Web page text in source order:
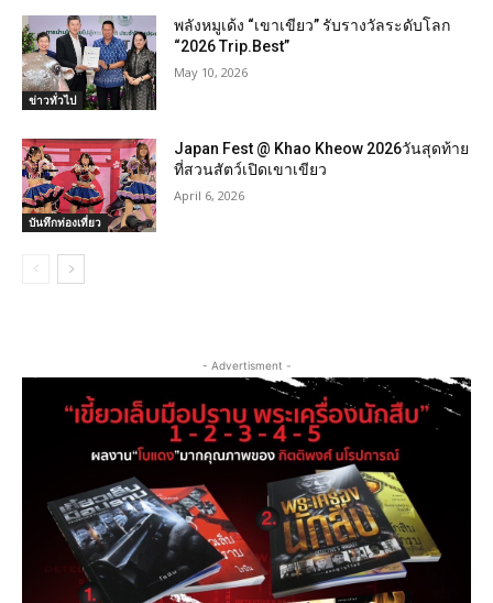
ข่าวทั่วไป
พลังหมูเด้ง “เขาเขียว” รับรางวัลระดับโลก
“2026 Trip.Best”
May 10, 2026
บันทึกท่องเที่ยว
Japan Fest @ Khao Kheow 2026วันสุดท้าย
ที่สวนสัตว์เปิดเขาเขียว
April 6, 2026
- Advertisment -